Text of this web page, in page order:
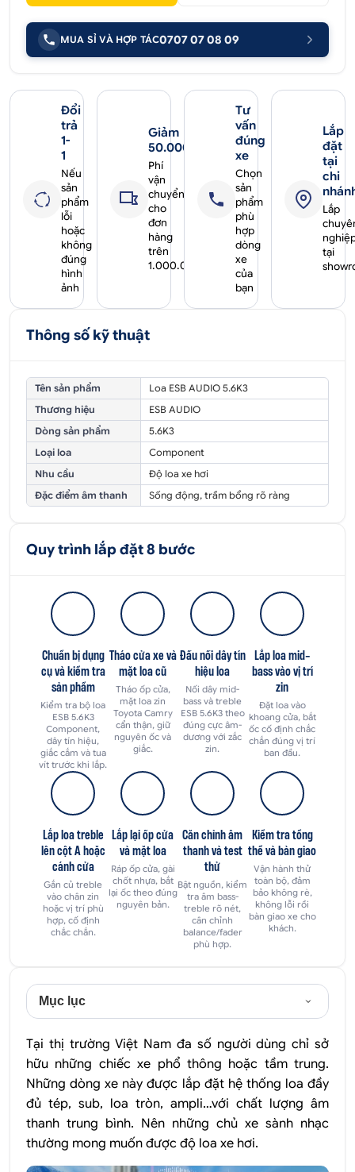
MUA SỈ VÀ HỢP TÁC0707 07 08 09
Đổi
trả
1-
1
Nếu
sản
phẩm
lỗi
hoặc
không
đúng
hình
ảnh
Giảm
50.000₫
Phí
vận
chuyển
cho
đơn
hàng
trên
1.000.000₫
Tư
vấn
đúng
xe
Chọn
sản
phẩm
phù
hợp
dòng
xe
của
bạn
Lắp
đặt
tại
chi
Lắp
tại
Thông số kỹ thuật
Tên sản phẩm
Loa ESB AUDIO 5.6K3
Thương hiệu
ESB AUDIO
Dòng sản phẩm
5.6K3
Loại loa
Component
Nhu cầu
Độ loa xe hơi
Đặc điểm âm thanh
Sống động, trầm bổng rõ ràng
Quy trình lắp đặt 8 bước
Chuẩn bị dụng
cụ và kiểm tra
sản phẩm
Kiểm tra bộ loa
ESB 5.6K3
Component,
dây tín hiệu,
giắc cắm và tua
vít trước khi lắp.
Tháo cửa xe và
mặt loa cũ
Tháo ốp cửa,
mặt loa zin
Toyota Camry
cẩn thận, giữ
nguyên ốc và
giắc.
Đấu nối dây tín
hiệu loa
Nối dây mid-
bass và treble
ESB 5.6K3 theo
đúng cực âm-
dương với zắc
zin.
Lắp loa mid-
bass vào vị trí
zin
Đặt loa vào
khoang cửa, bắt
ốc cố định chắc
chắn đúng vị trí
ban đầu.
Lắp loa treble
lên cột A hoặc
cánh cửa
Gắn củ treble
vào chân zin
hoặc vị trí phù
hợp, cố định
chắc chắn.
Lắp lại ốp cửa
và mặt loa
Ráp ốp cửa, gài
chốt nhựa, bắt
lại ốc theo đúng
nguyên bản.
Căn chỉnh âm
thanh và test
thử
Bật nguồn, kiểm
tra âm bass-
treble rõ nét,
cân chỉnh
balance/fader
phù hợp.
Kiểm tra tổng
thể và bàn giao
Vận hành thử
toàn bộ, đảm
bảo không rè,
không lỗi rồi
bàn giao xe cho
khách.
Mục lục
Tại thị trường Việt Nam đa số người dùng chỉ sở
hữu những chiếc xe phổ thông hoặc tầm trung.
Những dòng xe này được lắp đặt hệ thống loa đầy
đủ tép, sub, loa tròn, ampli…với chất lượng âm
thanh trung bình. Nên những chủ xe sành nhạc
thường mong muốn được độ loa xe hơi.